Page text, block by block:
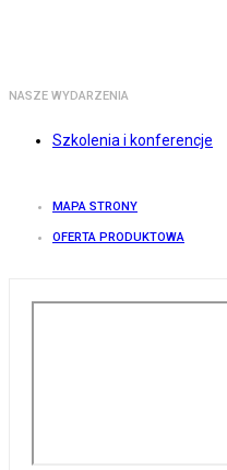
NASZE WYDARZENIA
Szkolenia i konferencje
MAPA STRONY
OFERTA PRODUKTOWA